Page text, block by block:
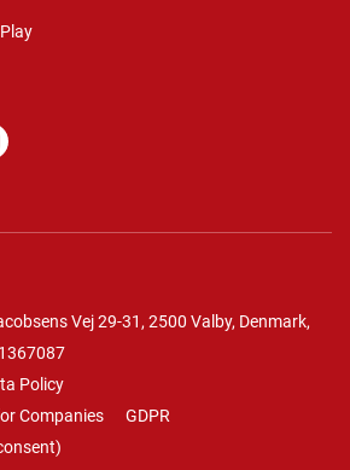
Vej 29-31, 2500 Valby, Denmark,
Policy
Companies
GDPR
)